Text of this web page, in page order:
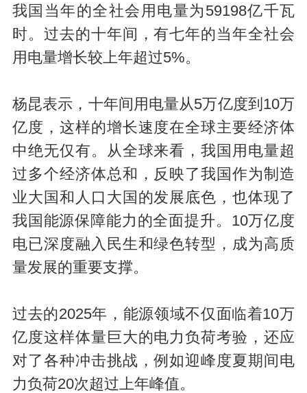
我国当年的全社会用电量为59198亿千瓦
时。过去的十年间，有七年的当年全社会
用电量增长较上年超过5%。
杨昆表示，十年间用电量从5万亿度到10万
亿度，这样的增长速度在全球主要经济体
中绝无仅有。从全球来看，我国用电量超
过多个经济体总和，反映了我国作为制造
业大国和人口大国的发展底色，也体现了
我国能源保障能力的全面提升。10万亿度
电已深度融入民生和绿色转型，成为高质
量发展的重要支撑。
过去的2025年，能源领域不仅面临着10万
亿度这样体量巨大的电力负荷考验，还应
对了各种冲击挑战，例如迎峰度夏期间电
力负荷20次超过上年峰值。